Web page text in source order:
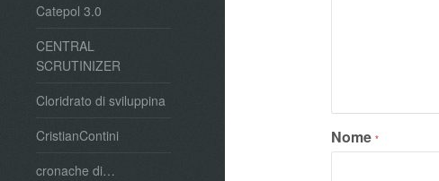
Catepol 3.0
CENTRAL
SCRUTINIZER
Cloridrato di sviluppina
CristianContini
cronache di…
Nome*